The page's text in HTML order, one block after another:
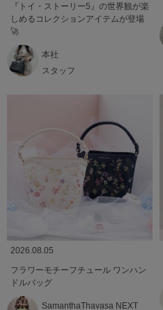
『トイ・ストーリー5』の世界観が楽
しめるコレクションアイテムが登場
🚀
本社
スタッフ
2026.08.05
フラワーモチーフチュール ワンハン
ドルバッグ
SamanthaThavasa NEXT